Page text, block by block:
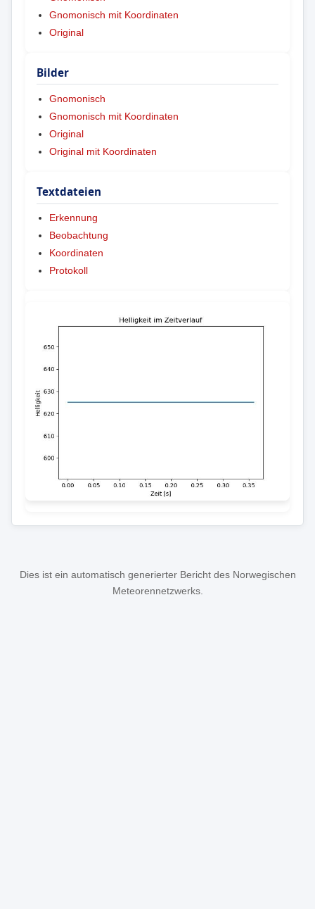
Gnomonisch mit Koordinaten
Original
Bilder
Gnomonisch
Gnomonisch mit Koordinaten
Original
Original mit Koordinaten
Textdateien
Erkennung
Beobachtung
Koordinaten
Protokoll
Dies ist ein automatisch generierter Bericht des Norwegischen
Meteorennetzwerks.